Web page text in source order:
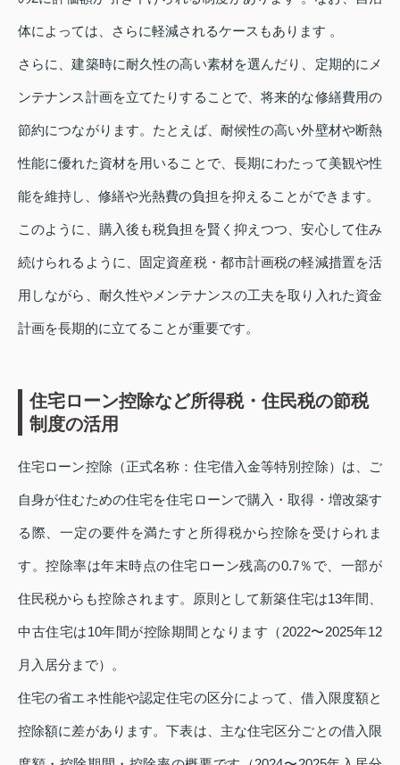
体によっては、さらに軽減されるケースもあります 。
さらに、建築時に耐久性の高い素材を選んだり、定期的にメ
ンテナンス計画を立てたりすることで、将来的な修繕費用の
節約につながります。たとえば、耐候性の高い外壁材や断熱
性能に優れた資材を用いることで、長期にわたって美観や性
能を維持し、修繕や光熱費の負担を抑えることができます。
このように、購入後も税負担を賢く抑えつつ、安心して住み
続けられるように、固定資産税・都市計画税の軽減措置を活
用しながら、耐久性やメンテナンスの工夫を取り入れた資金
計画を長期的に立てることが重要です。
住宅ローン控除など所得税・住民税の節税
制度の活用
住宅ローン控除（正式名称：住宅借入金等特別控除）は、ご
自身が住むための住宅を住宅ローンで購入・取得・増改築す
る際、一定の要件を満たすと所得税から控除を受けられま
す。控除率は年末時点の住宅ローン残高の0.7％で、一部が
住民税からも控除されます。原則として新築住宅は13年間、
中古住宅は10年間が控除期間となります（2022〜2025年12
月入居分まで）。
住宅の省エネ性能や認定住宅の区分によって、借入限度額と
控除額に差があります。下表は、主な住宅区分ごとの借入限